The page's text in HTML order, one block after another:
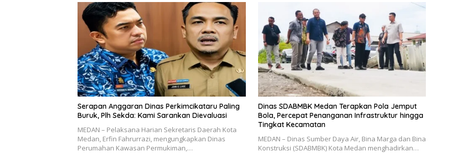
Serapan Anggaran Dinas Perkimcikataru Paling
Buruk, Plh Sekda: Kami Sarankan Dievaluasi
MEDAN – Pelaksana Harian Sekretaris Daerah Kota
Medan, Erfin Fahrurrazi, mengungkapkan Dinas
Perumahan Kawasan Permukiman,…
Dinas SDABMBK Medan Terapkan Pola Jemput
Bola, Percepat Penanganan Infrastruktur hingga
Tingkat Kecamatan
MEDAN – Dinas Sumber Daya Air, Bina Marga dan Bina
Konstruksi (SDABMBK) Kota Medan menghadirkan…